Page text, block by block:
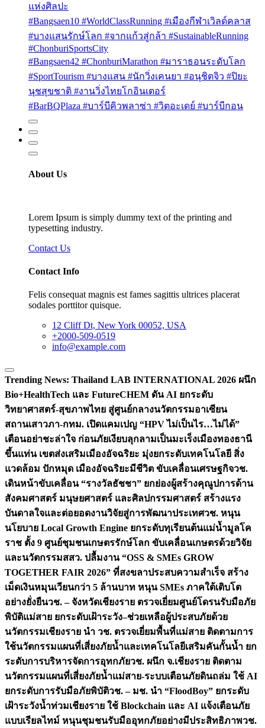
แห่งศิลปะ
#Bangsaen10 #WorldClassRunning #เมืองกีฬาเวิลด์คลาส
#บางแสนรักษ์โลก #จากแก้วสู่กล้า #SustainableRunning
#ChonburiSportsCity
#Bangsaen42 #ChonburiMarathon #มาราธอนระดับโลก
#SportTourism #บางแสน #นักวิ่งเคนยา #อนุชิตจิว #ปิยะ
นุชสุขชาติ #งานวิ่งไทยโกอินเตอร์
#BarBQPlaza #บาร์บีคิวพลาซ่า #วิตอะเดย์ #บาร์บีกอน
About Us
Lorem Ipsum is simply dummy text of the printing and
typesetting industry.
Contact Us
Contact Info
Felis consequat magnis est fames sagittis ultrices placerat
sodales porttitor quisque.
12 Cliff Dt, New York 00052, USA
+2000-509-0519
info@example.com
Trending News: Thailand LAB INTERNATIONAL 2026 ผนึก
Bio+HealthTech และ FutureCHEM ดัน AI ยกระดับ
วิทยาศาสตร์-สุขภาพไทย สู่ศูนย์กลางนวัตกรรมอาเซียน
สถานเสาวภา-กทม. เปิดแคมเปญ “HPV ไม่เป็นไร…ไม่ได้”
เตือนอย่าชะล่าใจ ก่อนภัยเงียบลุกลามเป็นมะเร็งเมืองทองธานี
ขึ้นแท่น เขตส่งเสริมเมืองอัจฉริยะ มุ่งยกระดับเทคโนโลยี สิ่ง
แวดล้อม ปักหมุด เมืองอัจฉริยะมีชีวิต ขับเคลื่อนเศรษฐกิจวช.
เดินหน้าขับเคลื่อน “รางวัลธัชชา” ยกย่องผู้สร้างคุณูปการด้าน
สังคมศาสตร์ มนุษยศาสตร์ และศิลปกรรมศาสตร์ สร้างแรง
บันดาลใจและต่อยอดงานวิจัยสู่การพัฒนาประเทศวช. หนุน
นโยบาย Local Growth Engine ยกระดับทุเรียนต้นแม่น้ำมูลโค
ราช ตั้ง 9 ศูนย์ชุมชนเกษตรรักษ์โลก ขับเคลื่อนเกษตรด้วยวิจัย
และนวัตกรรมสสว. ปลื้มงาน “OSS & SMEs GROW
TOGETHER FAIR 2026” ที่สงขลาประสบความสำเร็จ สร้าง
เม็ดเงินหมุนเวียนกว่า 5 ล้านบาท หนุน SMEs ภาคใต้เติบโต
อย่างยั่งยืนวช. – จังหวัดเชียงราย ตรวจเยี่ยมศูนย์โดรนรับมือภัย
พิบัติแม่สาย ยกระดับเฝ้าระวัง–ช่วยเหลือผู้ประสบภัยด้วย
นวัตกรรมเชียงราย นำ วช. ตรวจเยี่ยมพื้นที่แม่สาย ติดตามการ
ใช้นวัตกรรมแผนที่เสี่ยงภัยน้ำและเทคโนโลยีเสริมคันกั้นน้ำ ยก
ระดับการบริหารจัดการอุทกภัยวช. ผนึก จ.เชียงราย ติดตาม
นวัตกรรมแผนที่เสี่ยงภัยน้ำแม่สาย-ระบบเตือนภัยดินถล่ม ใช้ AI
ยกระดับการรับมือภัยพิบัติวช. – มช. นำ “FloodBoy” ยกระดับ
เฝ้าระวังน้ำท่วมเชียงราย ใช้ Blockchain และ AI แจ้งเตือนภัย
แบบเรียลไทม์ หนุนชุมชนรับมืออุทกภัยอย่างมีประสิทธิภาพวช.